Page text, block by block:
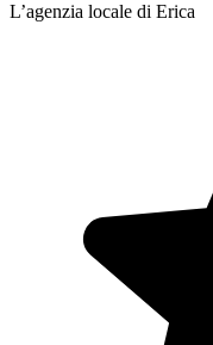
L’agenzia locale di Erica